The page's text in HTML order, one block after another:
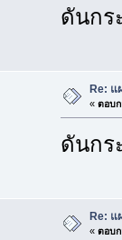
ดันก
Re: แ
« ตอบก
ดันก
Re:
« ตอบก